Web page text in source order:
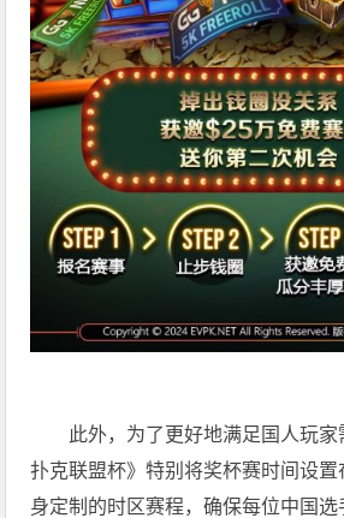
此外，为了更好地满足国人玩
扑克联盟杯》特别将奖杯赛时间设置
身定制的时区赛程，确保每位中国